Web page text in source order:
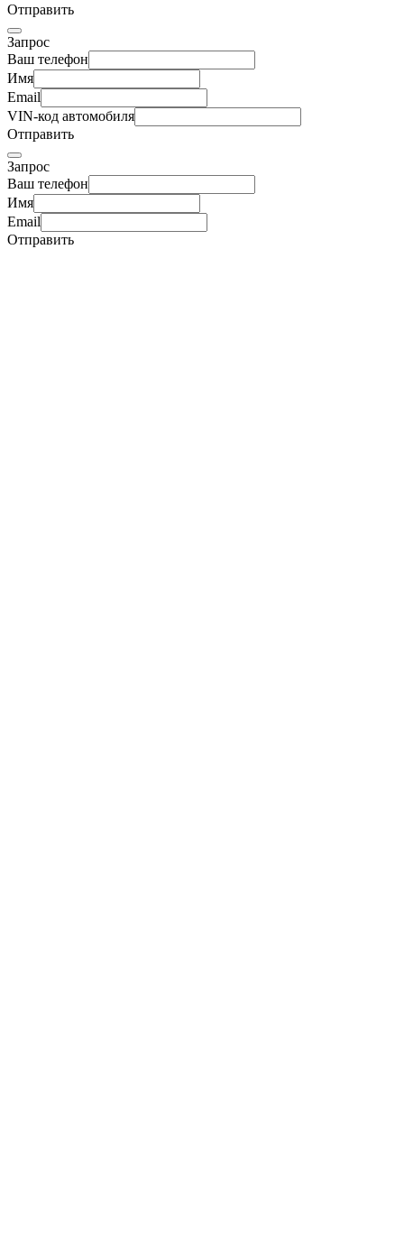
Отправить
Запрос
Ваш телефон
Имя
Email
VIN-код автомобиля
Отправить
Запрос
Ваш телефон
Имя
Email
Отправить